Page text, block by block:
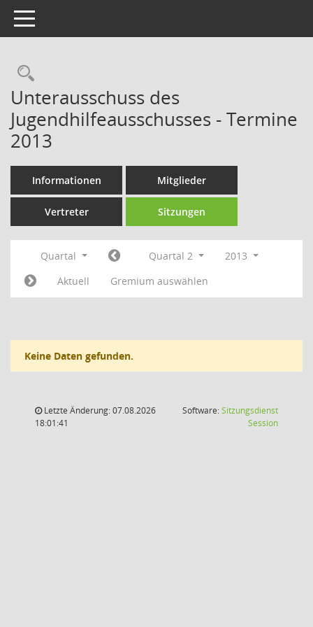
Toggle navigation
Rechercheauswahl
Unterausschuss des
Jugendhilfeausschusses - Termine
2013
Informationen Mitglieder
Vertreter Sitzungen
Quartal Quartal 2
2013
Aktuell
Gremium auswählen
Keine Daten gefunden.
Letzte Änderung: 07.08.2026
18:01:41
Software:Sitzungsdienst
Session(Wird in